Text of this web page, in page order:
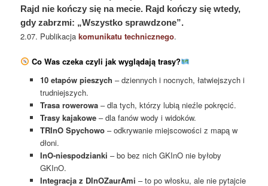
Rajd nie kończy się na mecie. Rajd kończy się wtedy,
gdy zabrzmi: „Wszystko sprawdzone”.
2.07. Publikacjakomunikatu technicznego.
Co Was czeka czyli jak wyglądają trasy?
10 etapów pieszych – dziennych i nocnych, łatwiejszych i
trudniejszych.
Trasa rowerowa– dla tych, którzy lubią nieźle pokręcić.
Trasy kajakowe– dla fanów wody i widoków.
TRInO Spychowo– odkrywanie miejscowości z mapą w
dłoni.
InO‑niespodzianki – bo bez nich GKInO nie byłoby
GKInO.
Integracja z DInOZaurAmi – to po włosku, ale nie pytajcie